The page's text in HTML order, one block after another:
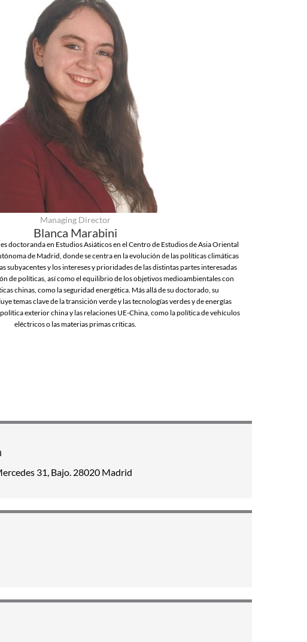
Managing Director
Blanca Marabini
doctoranda en Estudios Asiáticos en el Centro de Estudios de Asia Oriental
de Madrid, donde se centra en la evolución de las políticas climáticas
subyacentes y los intereses y prioridades de las distintas partes interesadas
de políticas, así como el equilibrio de los objetivos medioambientales con
chinas, como la seguridad energética. Más allá de su doctorado, su
temas clave de la transición verde y las tecnologías verdes y de energías
exterior china y las relaciones UE-China, como la política de vehículos
eléctricos o las materias primas críticas.
31, Bajo. 28020 Madrid